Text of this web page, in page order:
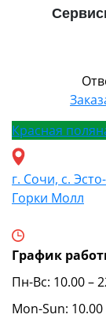
Красная
г. Сочи, с.
Горки Молл
График
Пн-Вс: 10.00 –
Mon-Sun: